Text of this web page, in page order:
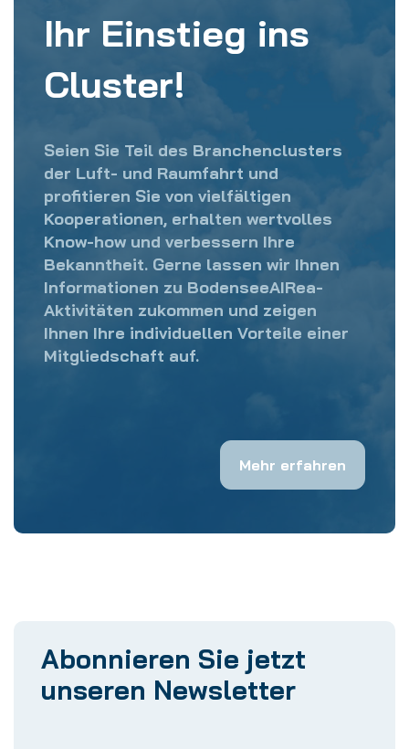
Ihr Einstieg ins
Cluster!
Seien Sie Teil des Branchenclusters
der Luft- und Raumfahrt und
profitieren Sie von vielfältigen
Kooperationen, erhalten wertvolles
Know-how und verbessern Ihre
Bekanntheit. Gerne lassen wir Ihnen
Informationen zu BodenseeAIRea-
Aktivitäten zukommen und zeigen
Ihnen Ihre individuellen Vorteile einer
Mitgliedschaft auf.
Mehr erfahren
Abonnieren Sie jetzt
unseren Newsletter